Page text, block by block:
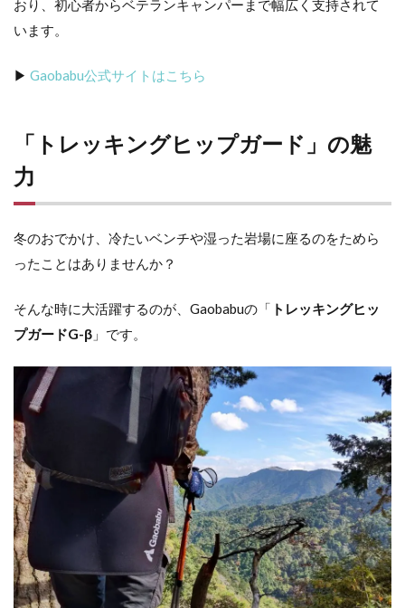
おり、 初心者からベテランキャンパー まで幅広 く 支持さ れて
い ます。
▶︎ Gaobabu公式サイト はこちら
「トレッキングヒップガード 」 の魅
力
冬のおでかけ、冷たいベンチや湿った岩場に座るのをためら
ったことはありませんか？
そんな時に大活躍するのが、Gaobabuの「 トレッキングヒッ
プガードG-β 」です。